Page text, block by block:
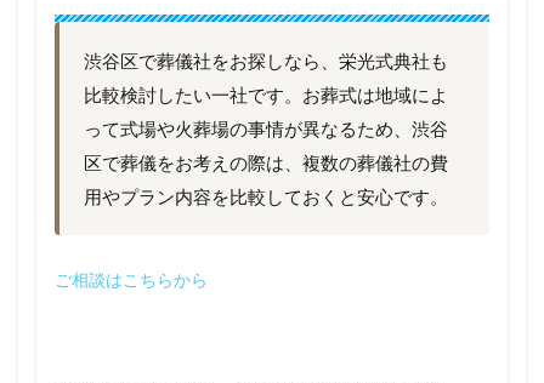
渋谷区で葬儀社をお探しなら、栄光式典社も
比較検討したい一社です。お葬式は地域によ
って式場や火葬場の事情が異なるため、渋谷
区で葬儀をお考えの際は、複数の葬儀社の費
用やプラン内容を比較しておくと安心です。
ご相談はこちらから